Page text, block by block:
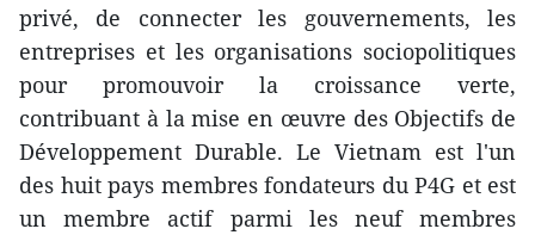
privé, de connecter les gouvernements, les
entreprises et les organisations sociopolitiques
pour promouvoir la croissance verte,
contribuant à la mise en œuvre des Objectifs de
Développement Durable. Le Vietnam est l'un
des huit pays membres fondateurs du P4G et est
un membre actif parmi les neuf membres